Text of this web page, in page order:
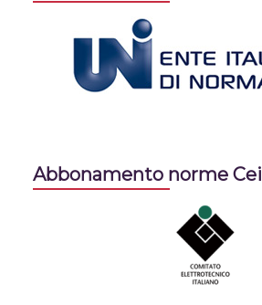
Abbonamento norme Cei